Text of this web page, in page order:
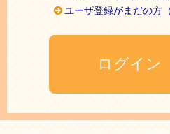
ユーザ登録がまだの方